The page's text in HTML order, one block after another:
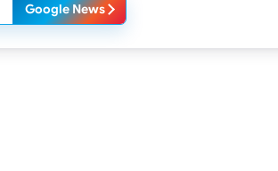
Google News